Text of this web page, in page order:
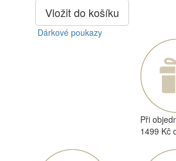
Vložit do košíku
Dárkové poukazy
Při
1499 Kč